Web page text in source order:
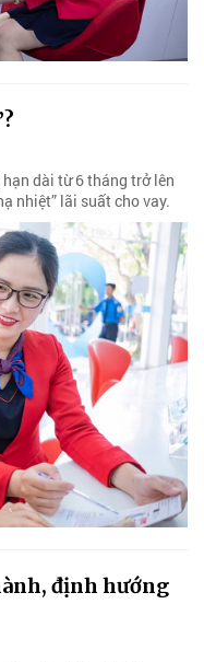
dài từ 6 tháng trở lên
nhiệt” lãi suất cho vay.
định hướng